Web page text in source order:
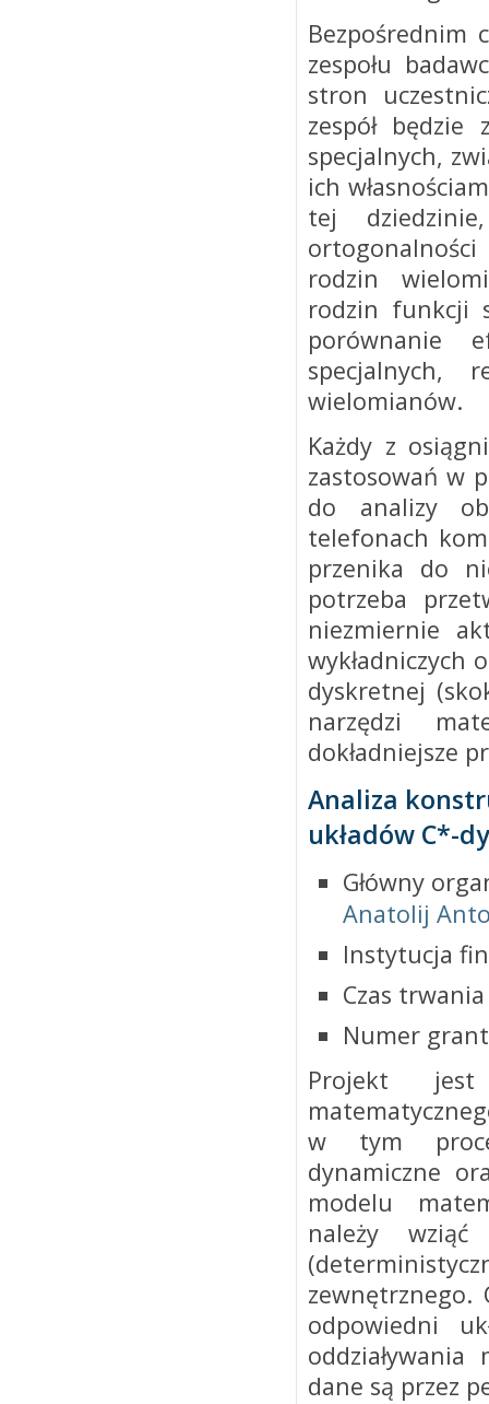
Bezpośrednim
zespołu
stron
zespół
specjalnych,
ich
tej
rodzin
rodzin funkcji
porównanie
specjalnych,
wielomianów.
Każdy z
zastosowań w
do analizy
telefonach
przenika do
potrzeba
niezmiernie
wykładniczych
dyskretnej
narzędzi
dokładniejsze
Analiza
układów C*-
Główny
Anatolij
Instytucja
Czas
Numer
Projekt jest
w tym
dynamiczne
modelu
należy
zewnętrznego.
odpowiedni
dane są przez